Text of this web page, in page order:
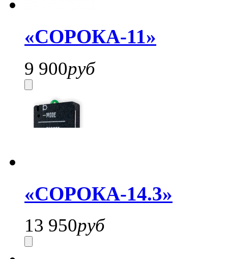
«СОРОКА-11»
9 900руб
«СОРОКА-14.3»
13 950руб